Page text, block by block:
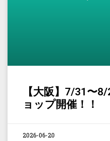
【大阪】7/31〜
ョップ開催！！
2026-06-20